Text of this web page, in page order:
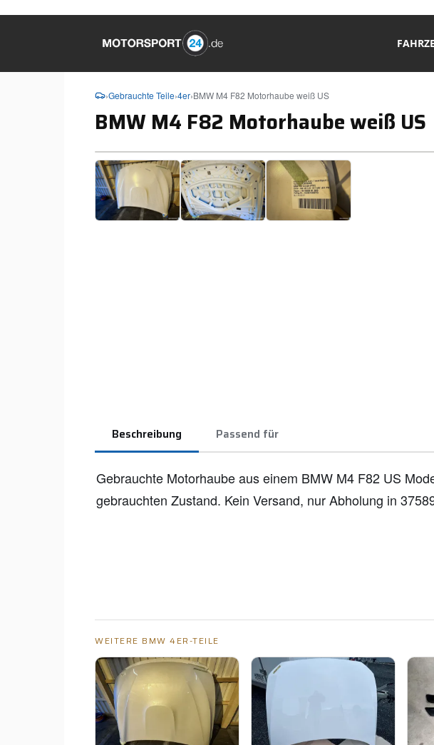
›Gebrauchte Teile›4er›BMW M4 F82 Motorhaube weiß US
BMW M4 F82 Motorhaube weiß US
❮
Beschreibung Passend für
Gebrauchte Motorhaube aus einem BMW M4 F82 US
gebrauchten Zustand. Kein Versand, nur Abholung in
WEITERE BMW 4ER-TEILE